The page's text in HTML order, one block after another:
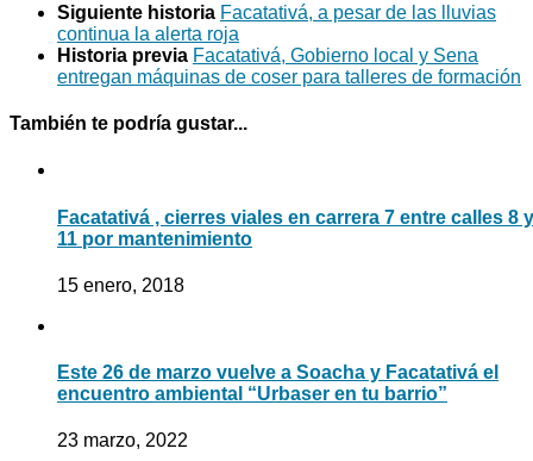
Siguiente historia Facatativá, a pesar de las lluvias
continua la alerta roja
Historia previa Facatativá, Gobierno local y Sena
entregan máquinas de coser para talleres de formación
También te podría gustar...
Facatativá , cierres viales en carrera 7 entre calles 8 y
11 por mantenimiento
15 enero, 2018
Este 26 de marzo vuelve a Soacha y Facatativá el
encuentro ambiental “Urbaser en tu barrio”
23 marzo, 2022